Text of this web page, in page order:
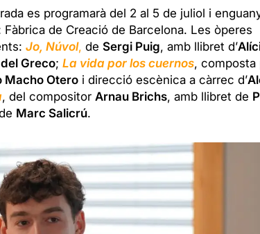
es programarà del 2 al 5 de juliol i
Fàbrica de Creació de Barcelona. Les òperes
Jo, Núvol, de Sergi Puig, amb llibret d’
Greco; La vida por los cuernos, composta
Macho Oteroi direcció escènica a càrrec d’
, del compositor Arnau Brichs, amb llibret de
Marc Salicrú.